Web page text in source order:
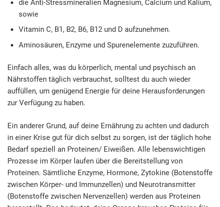
die Anti-Stressmineralien Magnesium, Calcium und Kalium,
sowie
Vitamin C, B1, B2, B6, B12 und D aufzunehmen.
Aminosäuren, Enzyme und Spurenelemente zuzuführen.
Einfach alles, was du körperlich, mental und psychisch an
Nährstoffen täglich verbrauchst, solltest du auch wieder
auffüllen, um genügend Energie für deine Herausforderungen
zur Verfügung zu haben.
Ein anderer Grund, auf deine Ernährung zu achten und dadurch
in einer Krise gut für dich selbst zu sorgen, ist der täglich hohe
Bedarf speziell an Proteinen/ Eiweißen. Alle lebenswichtigen
Prozesse im Körper laufen über die Bereitstellung von
Proteinen. Sämtliche Enzyme, Hormone, Zytokine (Botenstoffe
zwischen Körper- und Immunzellen) und Neurotransmitter
(Botenstoffe zwischen Nervenzellen) werden aus Proteinen